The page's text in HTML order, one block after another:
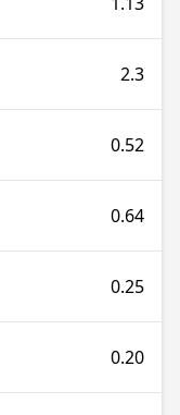
2.3
0.52
0.64
0.25
0.20